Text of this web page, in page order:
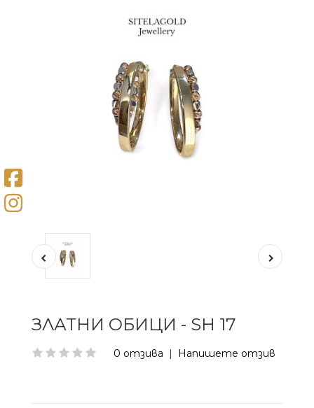
ЗЛАТНИ ОБИЦИ - SH 17
0 отзива | Напишете отзив